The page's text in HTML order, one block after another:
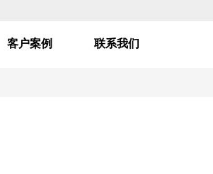
客户案例 联系我们